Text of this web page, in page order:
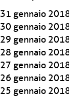
31 gennaio
30 gennaio
29 gennaio
28 gennaio
27 gennaio
26 gennaio
25 gennaio